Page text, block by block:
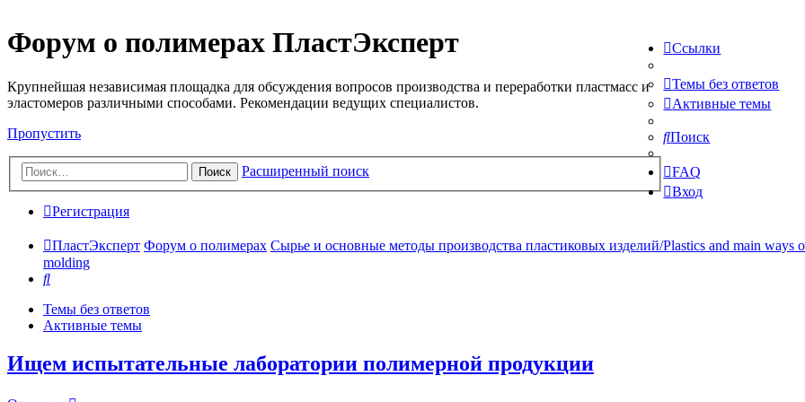
Форум о полимерах ПластЭксперт
Крупнейшая независимая площадка для обсуждения вопросов производства и переработки пластмасс и
эластомеров различными способами. Рекомендации ведущих специалистов.
Пропустить
Поиск Расширенный поиск
Ссылки
Темы без ответов
Активные темы
Поиск
FAQ
Вход
Регистрация
ПластЭксперт Форум о полимерах Сырье и основные методы производства пластиковых изделий/Plastics and main ways
molding
Поиск
Темы без ответов
Активные темы
Ищем испытательные лаборатории полимерной продукции